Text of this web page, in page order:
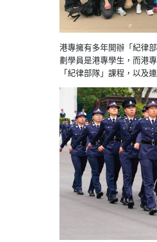
港專擁有多年開辦「紀律
劃學員是港專學生，而港
「紀律部隊」課程，以及